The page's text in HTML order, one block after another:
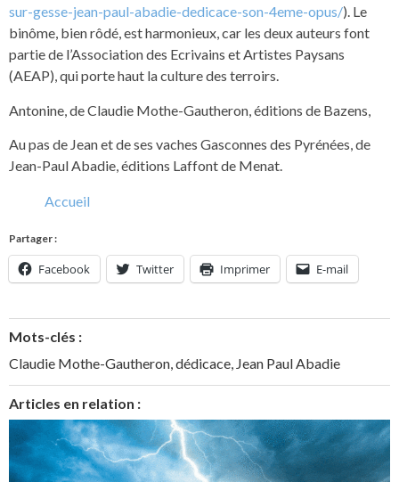
sur-gesse-jean-paul-abadie-dedicace-son-4eme-opus/). Le
binôme, bien rôdé, est harmonieux, car les deux auteurs font
partie de l’Association des Ecrivains et Artistes Paysans
(AEAP), qui porte haut la culture des terroirs.
Antonine, de Claudie Mothe-Gautheron, éditions de Bazens,
Au pas de Jean et de ses vaches Gasconnes des Pyrénées, de
Jean-Paul Abadie, éditions Laffont de Menat.
Accueil
Partager :
Facebook Twitter Imprimer E-mail
Mots-clés :
Claudie Mothe-Gautheron,dédicace, Jean Paul Abadie
Articles en relation :